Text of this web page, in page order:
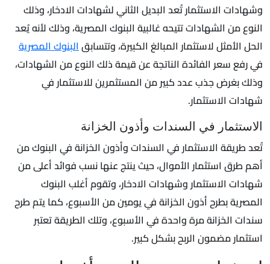
وشهادات الاستثمار تُعد البديل الثاني لشهادات الادخار، وذلك
النوع من الشهادات تتيحه غالبية البنوك المصرية، وذلك لأنه يُعد
الحل الأمثل لاستثمار المبالغ الكبيرة، وتتسابقالبنوك المصرية
في رفع سعر الفائدة الناتجة عن قيمة ذلك النوع من الشهادات،
وذلك بغرض جذب عدد كبير من المستثمرين للاستثمار في
شهادات الاستثمار.
الاستثمار في السندات وأذون الخزانة
تُعد طريقة الاستثمار في السندات وأذون الخزانة في البنوك من
أهم طرق استثمار الأموال، حيث ينتج عنها نسب فوائد أعلى من
شهادات الاستثمار وشهادات الادخار، وتقوم أغلب البنوك
المصرية بطرح أذون الخزانة في يومين من الأسبوع، كما يتم طرح
سندات الخزانة مرة واحدة في الأسبوع، وتلك الطريقة تعتبر
استثمار مضمون الربح بشكل كبير.